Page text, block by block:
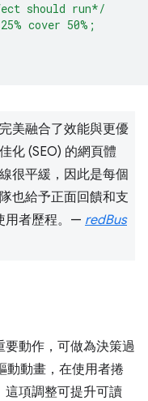
should run*/
cover 50%;
美融合了效能與更優
化 (SEO) 的網頁體
很平緩，因此是每個
也給予正面回饋和支
用者歷程。— redBus
動作，可做為決策過
動動畫，在使用者捲
這項調整可提升可讀